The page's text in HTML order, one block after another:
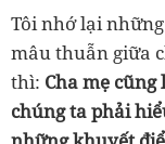
Tôi nhớ lại
mâu thuẫn giữa
thì: Cha mẹ
chúng ta phải